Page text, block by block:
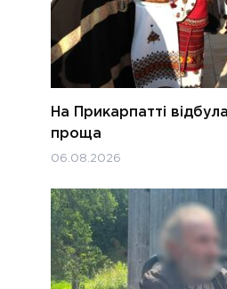
На Прикарпатті
проща
06.08.2026